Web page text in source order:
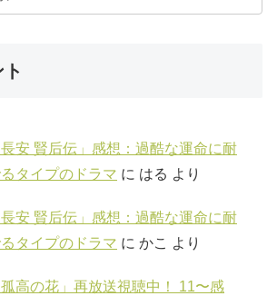
長安 賢后伝」感想：過酷な運命に耐
タイプのドラマ に はる より
長安 賢后伝」感想：過酷な運命に耐
タイプのドラマ に かこ より
孤高の花」再放送視聴中！ 11〜感